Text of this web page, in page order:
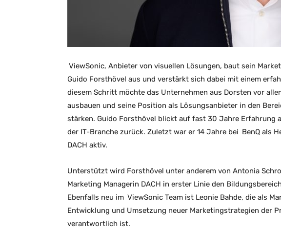
ViewSonic, Anbieter von visuellen Lösungen, baut sein
Guido Forsthövel aus und verstärkt sich dabei mit einem
diesem Schritt möchte das Unternehmen aus Dorsten vor
ausbauen und seine Position als Lösungsanbieter in den
stärken. Guido Forsthövel blickt auf fast 30 Jahre Erfahrung
der IT-Branche zurück. Zuletzt war er 14 Jahre bei BenQ als
DACH aktiv.
Unterstützt wird Forsthövel unter anderem von Antonia
Marketing Managerin DACH in erster Linie den
Ebenfalls neu im ViewSonic Team ist Leonie Bahde, die als
Entwicklung und Umsetzung neuer Marketingstrategien der
verantwortlich ist.